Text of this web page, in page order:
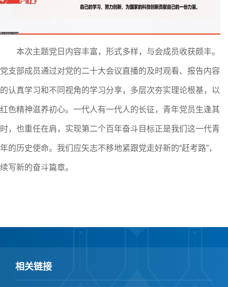
本次主题党日内容丰富，形式多样，与会成员收获颇丰。
党支部成员通过对党的二十大会议直播的及时观看、报告内容
的认真学习和不同视角的学习分享，多层次夯实理论根基，以
红色精神滋养初心。一代人有一代人的长征，青年党员生逢其
时，也重任在肩，实现第二个百年奋斗目标正是我们这一代青
年的历史使命。我们应矢志不移地紧跟党走好新的“赶考路”，
续写新的奋斗篇章。
相关链接